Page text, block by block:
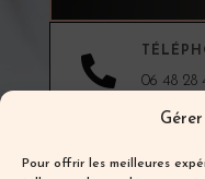
Pour offrir les meilleures
 06 48 28
EMAIL